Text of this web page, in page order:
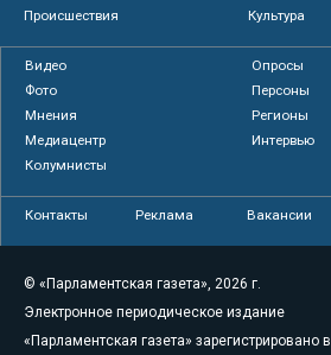
Происшествия
Культура
Видео
Опросы
Фото
Персоны
Мнения
Регионы
Медиацентр
Интервью
Колумнисты
Контакты Реклама Вакансии
© «Парламентская газета», 2026 г.
Электронное периодическое издание
«Парламентская газета» зарегистрировано в